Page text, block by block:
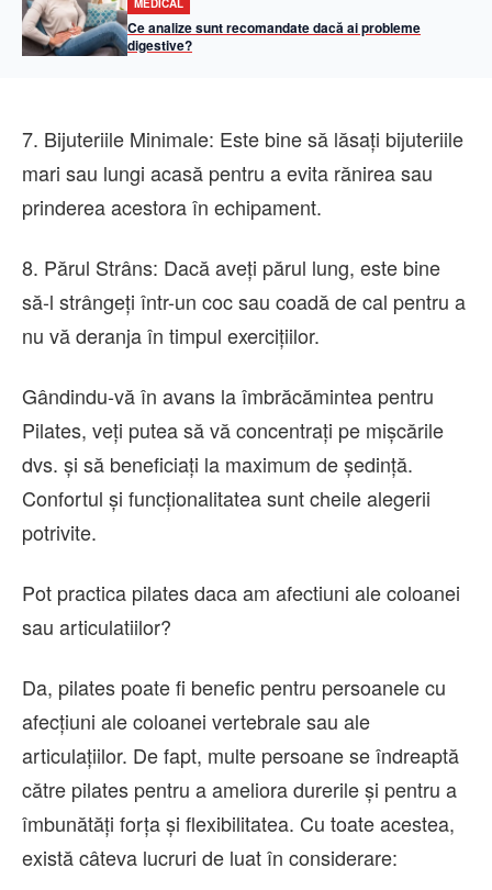
Ce analize sunt recomandate dacă ai probleme
digestive?
7. Bijuteriile Minimale: Este bine să lăsați bijuteriile
mari sau lungi acasă pentru a evita rănirea sau
prinderea acestora în echipament.
8. Părul Strâns: Dacă aveți părul lung, este bine
să-l strângeți într-un coc sau coadă de cal pentru a
nu vă deranja în timpul exercițiilor.
Gândindu-vă în avans la îmbrăcămintea pentru
Pilates, veți putea să vă concentrați pe mișcările
dvs. și să beneficiați la maximum de ședință.
Confortul și funcționalitatea sunt cheile alegerii
potrivite.
Pot practica pilates daca am afectiuni ale coloanei
sau articulatiilor?
Da, pilates poate fi benefic pentru persoanele cu
afecțiuni ale coloanei vertebrale sau ale
articulațiilor. De fapt, multe persoane se îndreaptă
către pilates pentru a ameliora durerile și pentru a
îmbunătăți forța și flexibilitatea. Cu toate acestea,
există câteva lucruri de luat în considerare: